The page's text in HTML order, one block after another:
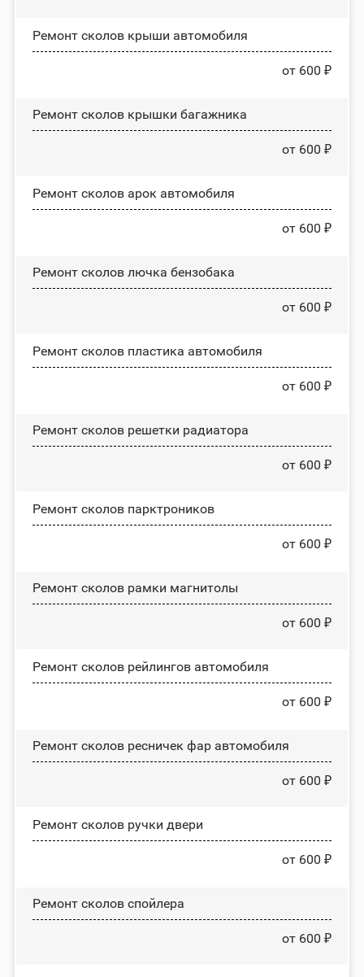
Ремонт сколов крыши автомобиля
от 600 ₽
Ремонт сколов крышки багажника
от 600 ₽
Ремонт сколов арок автомобиля
от 600 ₽
Ремонт сколов лючка бензобака
от 600 ₽
Ремонт сколов пластика автомобиля
от 600 ₽
Ремонт сколов решетки радиатора
от 600 ₽
Ремонт сколов парктроников
от 600 ₽
Ремонт сколов рамки магнитолы
от 600 ₽
Ремонт сколов рейлингов автомобиля
от 600 ₽
Ремонт сколов ресничек фар автомобиля
от 600 ₽
Ремонт сколов ручки двери
от 600 ₽
Ремонт сколов спойлера
от 600 ₽